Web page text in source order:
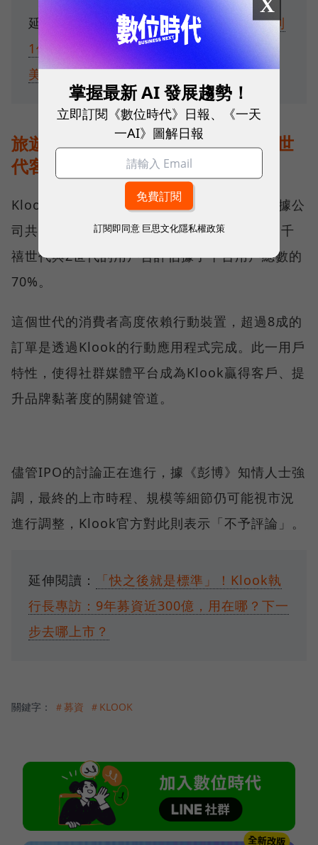
延伸閱讀：不是AI公司，這家旅遊電商拿到
1億美元募資！Klook累計募資金額達10億
美元
旅遊「獨角獸」，鎖定千禧世代與Z世
代客戶
Klook的市場策略精準鎖定年輕消費族群。根據公
司共同創辦人暨總裁王志豪先前透露的資訊，千
禧世代與Z世代的用戶合計佔據了平台用戶總數的
70%。
這個世代的消費者高度依賴行動裝置，超過8成的
訂單是透過Klook的行動應用程式完成。此一用戶
特性，使得社群媒體平台成為Klook贏得客戶、提
升品牌黏著度的關鍵管道。
儘管IPO的討論正在進行，據《彭博》知情人士強
調，最終的上市時程、規模等細節仍可能視市況
進行調整，Klook官方對此則表示「不予評論」。
延伸閱讀：
「快之後就是標準」！Klook執
行長專訪：9年募資近300億，用在哪？下一
步去哪上市？
關鍵字： ＃募資 ＃KLOOK
掌握最新 AI 發展趨勢！
立即訂閱《數位時代》日報、《一天
一AI》圖解日報
訂閱即同意 巨思文化隱私權政策